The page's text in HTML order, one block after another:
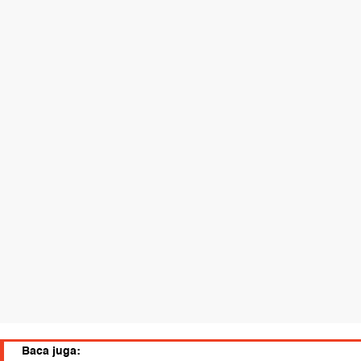
Baca juga: